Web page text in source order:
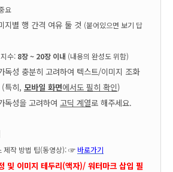
요
지별 행 간격 여유 둘 것 (붙어있으면 보기 답
수: 8장 ~ 20장 이내 (내용의 완성도 위함)
독성 충분히 고려하여 텍스트/이미지 조화
(특히, 모바일 화면에서도 필히 확인)
독성을 고려하여 고딕 계열로 해주세요.
제작 방법 팁(동영상): ☞ 바로가기
및 이미지 테두리(액자)/ 워터마크 삽입 필